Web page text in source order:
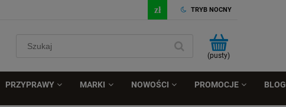
TRYB NOCNY
(pusty)
PRZYPRAWY MARKI NOWOŚCI PROMOCJE BLOG